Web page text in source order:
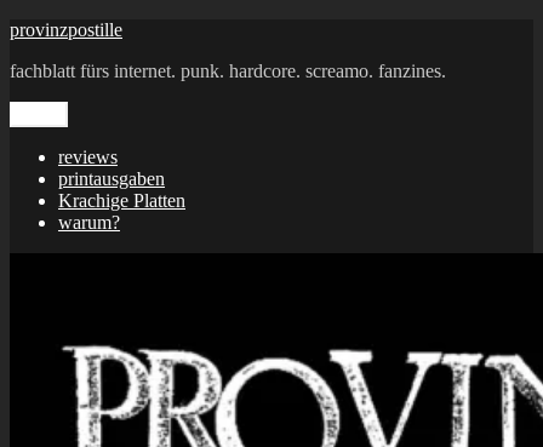
Zum
springen
provinzpostille
fachblatt fürs internet. punk. hardcore. screamo. fanzines.
reviews
printausgaben
Krachige Platten
warum?